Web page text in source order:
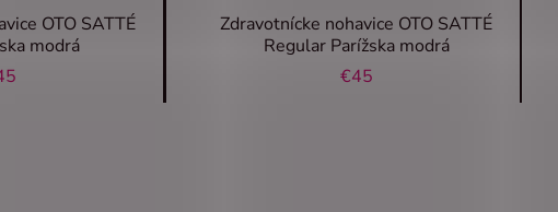
OTO SATTÉ
modrá
Zdravotnícke nohavice OTO SATTÉ
Regular Parížska modrá
€45